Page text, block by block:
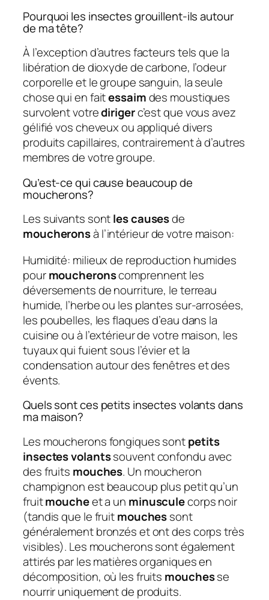
Pourquoi les insectes grouillent-ils autour
de ma tête?
À l’exception d’autres facteurs tels que la
libération de dioxyde de carbone, l’odeur
corporelle et le groupe sanguin, la seule
chose qui en faitessaimdes moustiques
survolent votredirigerc’est que vous avez
gélifié vos cheveux ou appliqué divers
produits capillaires, contrairement à d’autres
membres de votre groupe.
Qu’est-ce qui cause beaucoup de
moucherons?
Les suivants sontles causesde
moucheronsà l’intérieur de votre maison:
Humidité: milieux de reproduction humides
pourmoucheronscomprennent les
déversements de nourriture, le terreau
humide, l’herbe ou les plantes sur-arrosées,
les poubelles, les flaques d’eau dans la
cuisine ou à l’extérieur de votre maison, les
tuyaux qui fuient sous l’évier et la
condensation autour des fenêtres et des
évents.
Quels sont ces petits insectes volants dans
ma maison?
Les moucherons fongiques sontpetits
insectes volantssouvent confondu avec
des fruits mouches. Un moucheron
champignon est beaucoup plus petit qu’un
fruitmoucheet a un minusculecorps noir
(tandis que le fruitmouchessont
généralement bronzés et ont des corps très
visibles). Les moucherons sont également
attirés par les matières organiques en
décomposition, où les fruits mouchesse
nourrir uniquement de produits.